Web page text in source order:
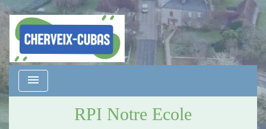
menu
RPI Notre Ecole